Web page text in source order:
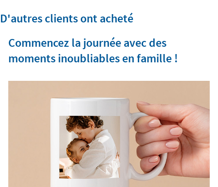
D'autres clients ont acheté
Commencez la journée avec des
moments inoubliables en famille !